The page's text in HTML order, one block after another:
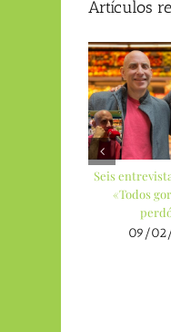
Artículos
Seis
«Todos
09/